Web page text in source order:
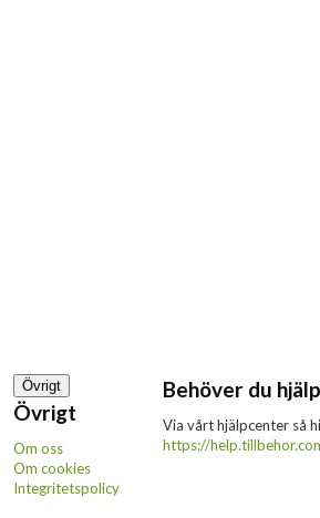
Övrigt
Övrigt
Om oss
Om cookies
Integritetspolicy
Behöver du
Via vårt hjälpcenter så
https://